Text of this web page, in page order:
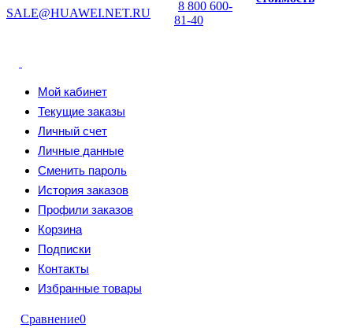
SALE@HUAWEI.NET.RU
8 800 600-
81-40
Мой кабинет
Текущие заказы
Личный счет
Личные данные
Сменить пароль
История заказов
Профили заказов
Корзина
Подписки
Контакты
Избранные товары
Сравнение0